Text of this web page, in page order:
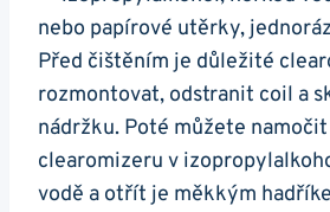
nebo papírové utěrky,
Před čištěním je důležité
rozmontovat, odstranit coil a
nádržku. Poté můžete
clearomizeru v
vodě a otřít je měkkým